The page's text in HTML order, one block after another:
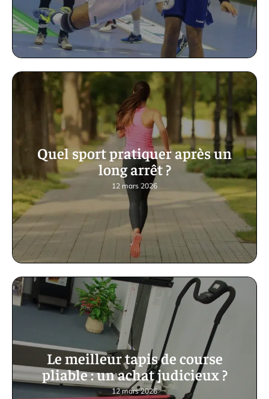
Quel sport pratiquer après un
long arrêt ?
12 mars 2026
Le meilleur tapis de course
pliable : un achat judicieux ?
12 mars 2026